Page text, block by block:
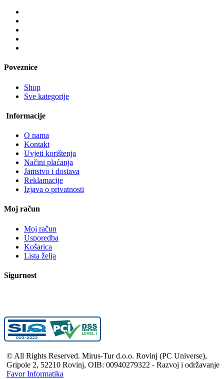
Poveznice
Shop
Sve kategorije
Informacije
O nama
Kontakt
Uvjeti korištenja
Načini plaćanja
Jamstvo i dostava
Reklamacije
Izjava o privatnosti
Moj račun
Moj račun
Usporedba
Košarica
Lista želja
Sigurnost
© All Rights Reserved. Mirus-Tur d.o.o. Rovinj (PC Universe),
Gripole 2, 52210 Rovinj, OIB: 00940279322 - Razvoj i održavanje
Favor Informatika